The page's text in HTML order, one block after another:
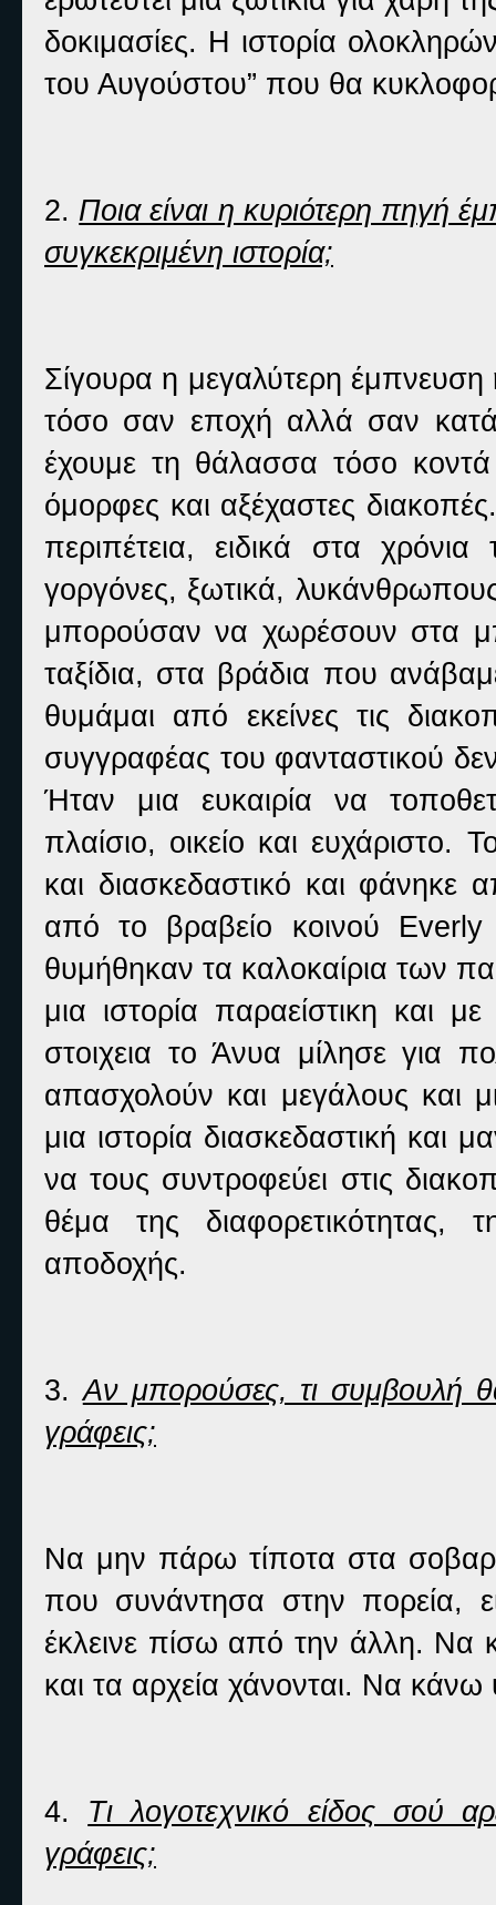
δοκιμασίες. Η ιστορία
του Αυγούστου” που θα
2. Ποια είναι η κυριότερη πηγή
συγκεκριμένη ιστορία;
Σίγουρα η μεγαλύτερη
τόσο σαν εποχή αλλά σαν
έχουμε τη θάλασσα τόσο
όμορφες και αξέχαστες
περιπέτεια, ειδικά στα
γοργόνες, ξωτικά,
μπορούσαν να χωρέσουν στα
ταξίδια, στα βράδια που
θυμάμαι από εκείνες τις
συγγραφέας του φανταστικού
Ήταν μια ευκαιρία να
πλαίσιο, οικείο και ευχάριστο.
και διασκεδαστικό και φάνηκε
από το βραβείο κοινού Everly
θυμήθηκαν τα καλοκαίρια των
μια ιστορία παραείστικη και
στοιχεια το Άνυα μίλησε για
απασχολούν και μεγάλους και
μια ιστορία διασκεδαστική και
να τους συντροφεύει στις
θέμα της διαφορετικότητας,
αποδοχής.
3.Αν μπορούσες, τι συμβουλή
γράφεις;
Να μην πάρω τίποτα στα
που συνάντησα στην πορεία,
έκλεινε πίσω από την άλλη. Να
και τα αρχεία χάνονται. Να
4. Τι λογοτεχνικό είδος σού
γράφεις;